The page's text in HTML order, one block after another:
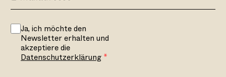
Ja, ich möchte den
Newsletter erhalten und
akzeptiere die
Datenschutzerklärung